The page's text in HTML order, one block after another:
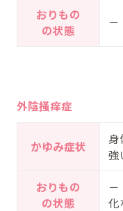
おりもの
の状態
－
外陰掻痒症
かゆみ症状
身
強
おりもの
の状態
化